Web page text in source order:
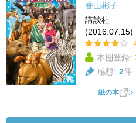
香山彬子
講談社
(2016.07.15)
本棚登録:
感想: 2件
紙の本